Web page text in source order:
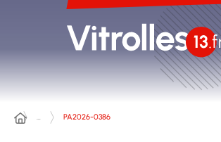
… PA2026-0386